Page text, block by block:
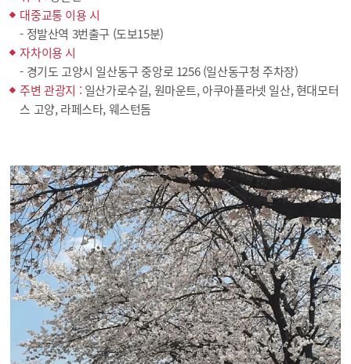
대중교통 이용 시
- 정발산역 3번출구 (도보15분)
자차이용 시
- 경기도 고양시 일산동구 중앙로 1256 (일산동구청 주차장)
주변 관광지 : 일산가로수길, 원마운트, 아쿠아플라넷 일산, 현대모터
스 고양, 라페스타, 웨스턴돔